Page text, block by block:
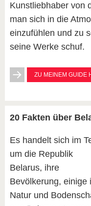
Kunstliebhaber von
man sich in die
einzufühlen und zu
seine Werke schuf.
ZU MEINEM GUIDE
20 Fakten über
Es handelt sich im
um die Republik
Belarus, ihre
Bevölkerung, einige
Natur und